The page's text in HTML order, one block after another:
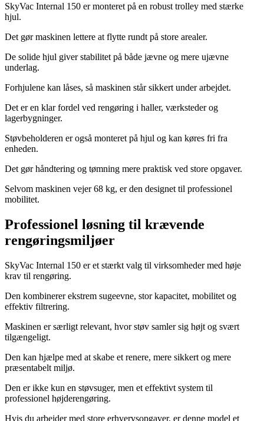
SkyVac Internal 150 er monteret på en robust trolley med stærke
hjul.
Det gør maskinen lettere at flytte rundt på store arealer.
De solide hjul giver stabilitet på både jævne og mere ujævne
underlag.
Forhjulene kan låses, så maskinen står sikkert under arbejdet.
Det er en klar fordel ved rengøring i haller, værksteder og
lagerbygninger.
Støvbeholderen er også monteret på hjul og kan køres fri fra
enheden.
Det gør håndtering og tømning mere praktisk ved store opgaver.
Selvom maskinen vejer 68 kg, er den designet til professionel
mobilitet.
Professionel løsning til krævende
rengøringsmiljøer
SkyVac Internal 150 er et stærkt valg til virksomheder med høje
krav til rengøring.
Den kombinerer ekstrem sugeevne, stor kapacitet, mobilitet og
effektiv filtrering.
Maskinen er særligt relevant, hvor støv samler sig højt og svært
tilgængeligt.
Den kan hjælpe med at skabe et renere, mere sikkert og mere
præsentabelt miljø.
Den er ikke kun en støvsuger, men et effektivt system til
professionel højderengøring.
Hvis du arbejder med store erhvervsopgaver, er denne model et